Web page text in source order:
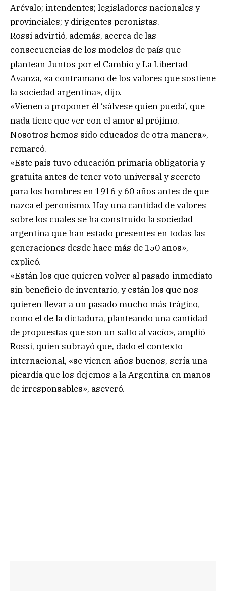
Arévalo; intendentes; legisladores nacionales y
provinciales; y dirigentes peronistas.
Rossi advirtió, además, acerca de las
consecuencias de los modelos de país que
plantean Juntos por el Cambio y La Libertad
Avanza, «a contramano de los valores que sostiene
la sociedad argentina», dijo.
«Vienen a proponer él ‘sálvese quien pueda’, que
nada tiene que ver con el amor al prójimo.
Nosotros hemos sido educados de otra manera»,
remarcó.
«Este país tuvo educación primaria obligatoria y
gratuita antes de tener voto universal y secreto
para los hombres en 1916 y 60 años antes de que
nazca el peronismo. Hay una cantidad de valores
sobre los cuales se ha construido la sociedad
argentina que han estado presentes en todas las
generaciones desde hace más de 150 años»,
explicó.
«Están los que quieren volver al pasado inmediato
sin beneficio de inventario, y están los que nos
quieren llevar a un pasado mucho más trágico,
como el de la dictadura, planteando una cantidad
de propuestas que son un salto al vacío», amplió
Rossi, quien subrayó que, dado el contexto
internacional, «se vienen años buenos, sería una
picardía que los dejemos a la Argentina en manos
de irresponsables», aseveró.